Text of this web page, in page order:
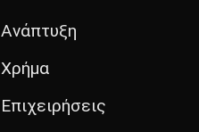
Ανάπτυξη
Χρήμα
Επιχειρήσεις